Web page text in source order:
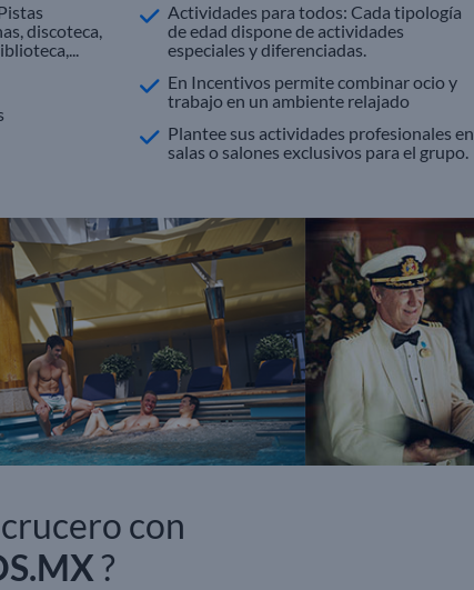
discoteca,
Actividades para todos: Cada tipología
de edad dispone de actividades
especiales y diferenciadas.
En Incentivos permite combinar ocio y
trabajo en un ambiente relajado
Plantee sus actividades profesionales en
salas o salones exclusivos para el grupo.
con
?